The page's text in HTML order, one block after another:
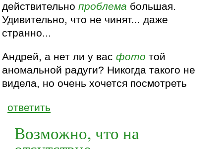
действительнопроблема большая.
Удивительно, что не чинят... даже
странно...
Андрей, а нет ли у васфото той
аномальной радуги? Никогда такого не
видела, но очень хочется посмотреть
ответить
Возможно, что на